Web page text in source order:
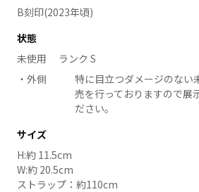
B刻印(2023年頃)
状態
未使用 ランク S
外側
特に目立つダメージのない
売を行っておりますので展
ださい。
サイズ
H:約 11.5cm
W:約 20.5cm
ストラップ：約110cm